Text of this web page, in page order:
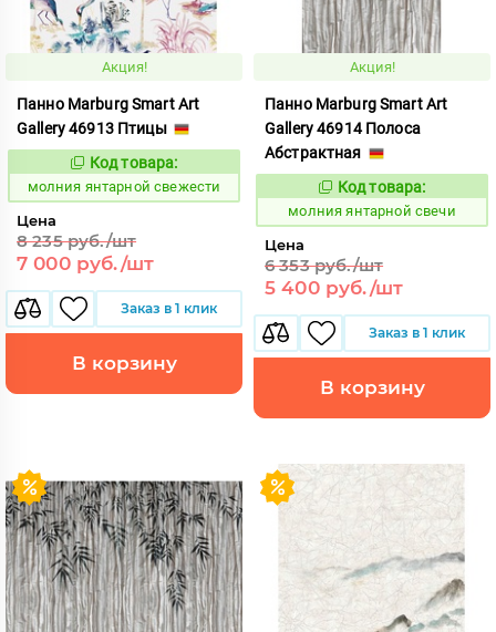
Акция!
Панно Marburg Smart Art
Gallery 46913 Птицы
1015458
Код товара:
молния янтарной свежести
Цена
8 235 руб./шт
7 000 руб./шт
Заказ в 1 клик
В корзину
Акция!
Панно Marburg Smart Art
Gallery 46914 Полоса
Абстрактная
1015459
Код товара:
молния янтарной свечи
Цена
6 353 руб./шт
5 400 руб./шт
Заказ в 1 клик
В корзину